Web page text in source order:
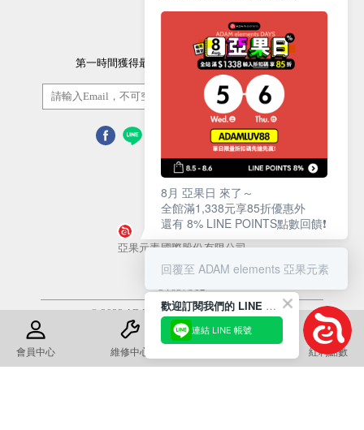
會員中心 維修中心 紅利點數
第一時間獲得最新的優惠資訊以及最新產品資訊
訂閱/取消
營業人名稱
亞果元素國際股份有限公司
統一編號
54657812
© 2022 ADAM Store. All Rights Reserved
使用條款
隱私權政策
8月 亞果日 來了～
全館滿1,338元享85折優惠外
還有 8% LINE POINTS點數回饋❗️
回覆至 ADAM elements 亞果元素
歡迎訂閱我們的 LINE 官方帳號
連結 LINE 帳號